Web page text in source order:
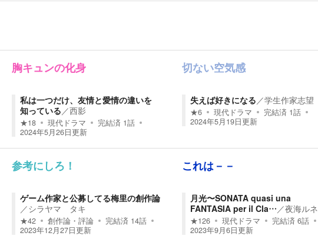
胸キュンの化身
私は一つだけ、友情と愛情の違いを
知っている／西影
★18 現代ドラマ 完結済 1話
2024年5月26日更新
切ない空気感
失えば好きになる／学生作家志望
★6 現代ドラマ 完結済 1話
2024年5月19日更新
参考にしろ！
ゲーム作家と公募してる梅里の創作論
／シラヤマ タキ
★42 創作論・評論 完結済 14話
2023年12月27日更新
これは－－
月光〜SONATA quasi una
FANTASIA per il Cla…／夜海ルネ
★126 現代ドラマ 完結済 6話
2023年9月6日更新